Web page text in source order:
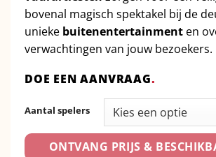
bovenal magisch spektakel bij de
unieke buitenentertainment en
verwachtingen van jouw bezoekers.
DOE EEN AANVRAAG.
Aantal spelers
ONTVANG PRIJS &